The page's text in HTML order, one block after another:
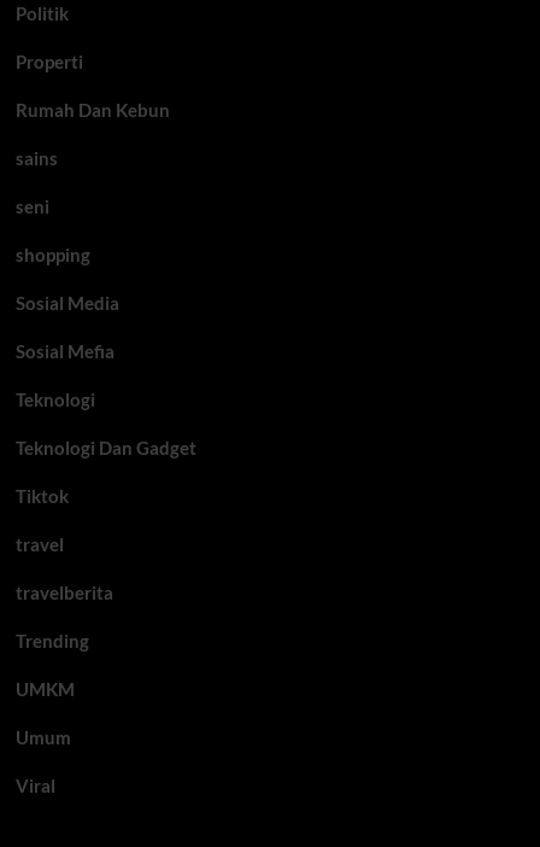
Politik
Properti
Rumah Dan Kebun
sains
seni
shopping
Sosial Media
Sosial Mefia
Teknologi
Teknologi Dan Gadget
Tiktok
travel
travelberita
Trending
UMKM
Umum
Viral